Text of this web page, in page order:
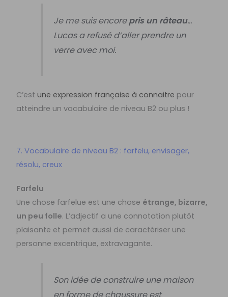
Je me suis encorepris un râteau…
Lucas a refusé d’aller prendre un
verre avec moi.
C’estune expression française à connaitre pour
atteindre un vocabulaire de niveau B2 ou plus !
7. Vocabulaire de niveau B2 : farfelu, envisager,
résolu, creux
Farfelu
Une chose farfelue est une chose étrange, bizarre,
un peu folle. L’adjectif a une connotation plutôt
plaisante et permet aussi de caractériser une
personne excentrique, extravagante.
Son idée de construire une maison